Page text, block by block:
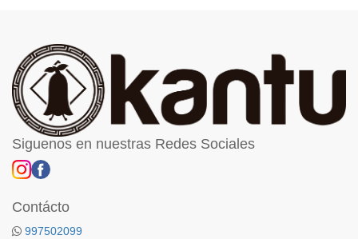
Siguenos en nuestras Redes Sociales
Contácto
997502099